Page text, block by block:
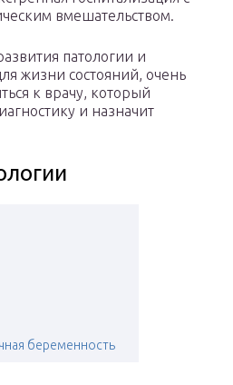
вмешательством.
патологии и
жизни состояний, очень
к врачу, который
и назначит
беременность